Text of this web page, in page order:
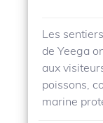
Les
de Yeega
aux
poissons,
marine